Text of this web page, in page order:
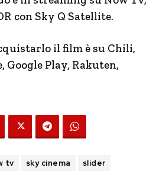
con Sky Q Satellite.
il film è su Chili,
Google Play, Rakuten,
tv sky cinema slider